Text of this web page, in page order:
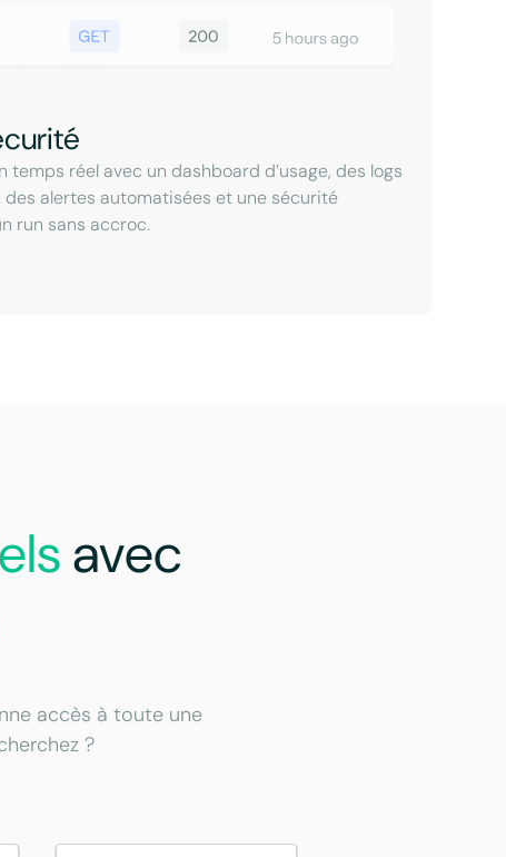
temps réel avec un dashboard d’usage, des logs
alertes automatisées et une sécurité
run sans accroc.
avec
accès à toute une
?